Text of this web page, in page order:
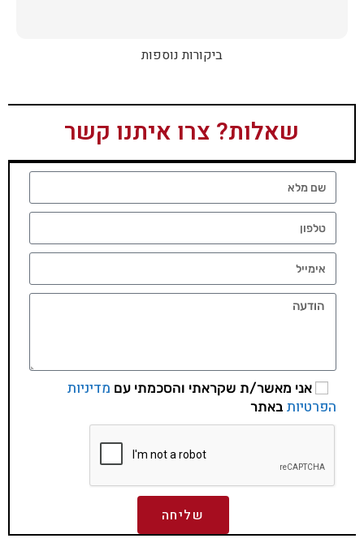
ביקורות נוספות
שאלות? צרו איתנו קשר
אני מאשר/ת שקראתי והסכמתי עם מדיניות
הפרטיות באתר
שליחה